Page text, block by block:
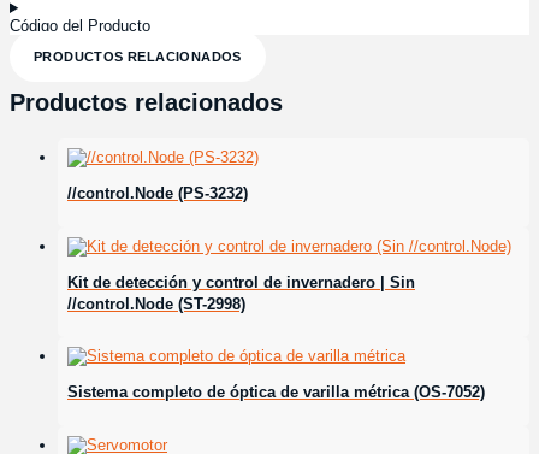
Código del Producto
PRODUCTOS RELACIONADOS
Productos relacionados
//control.Node (PS-3232)
Kit de detección y control de invernadero | Sin
//control.Node (ST-2998)
Sistema completo de óptica de varilla métrica (OS-7052)